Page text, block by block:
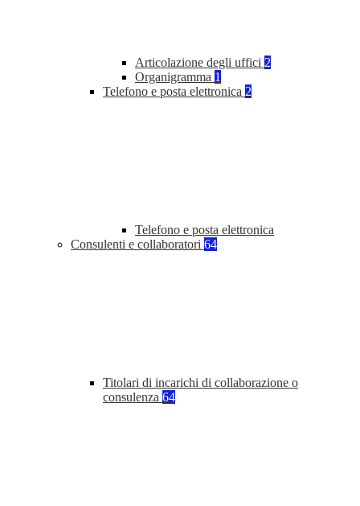
Articolazione degli uffici 2
Organigramma 1
Telefono e posta elettronica 2
Telefono e posta elettronica
Consulenti e collaboratori 64
Titolari di incarichi di collaborazione o
consulenza 64